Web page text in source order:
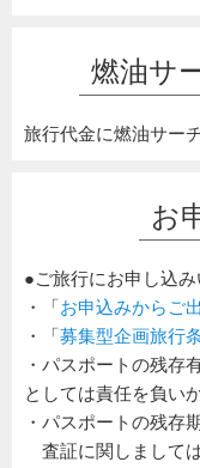
燃油サ
旅行代金に燃油サー
お
●ご旅行にお申し込み
・「お申込みからご
・「募集型企画旅行
・パスポートの残存
としては責任を負い
・パスポートの残存
査証に関しまして